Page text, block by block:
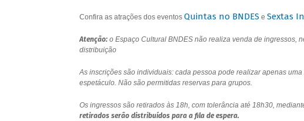
Confira as atrações dos eventos Quintas no BNDES e Sextas
Atenção:o Espaço Cultural BNDES não realiza venda de ingressos,
distribuição
As inscrições são individuais: cada pessoa pode realizar apenas
espetáculo. Não são permitidas reservas para grupos.
Os ingressos são retirados às 18h, com tolerância até 18h30,
retirados serão distribuídos para a fila de espera.